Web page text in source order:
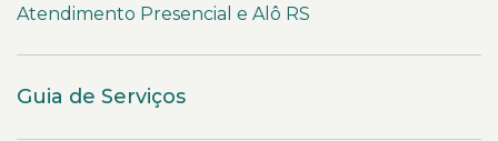
Atendimento Presencial e Alô RS
Guia de Serviços